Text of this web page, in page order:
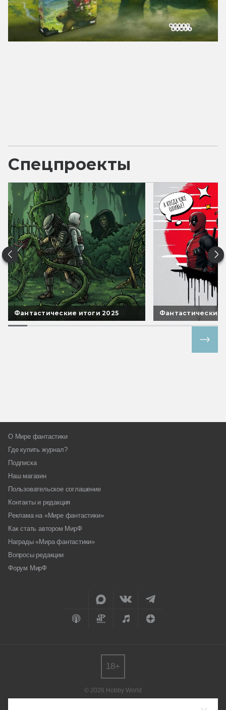
Спецпроекты
Фантастические итоги 2025 Фантастические
О Мире фантастики
Где купить журнал?
Подписка
Наш магазин
Пользовательское соглашение
Контакты и редакция
Реклама на «Мире фантастики»
Как стать автором МирФ
Награды «Мира фантастики»
Вопросы редакции
Форум МирФ
© 2026 Hobby World
18+